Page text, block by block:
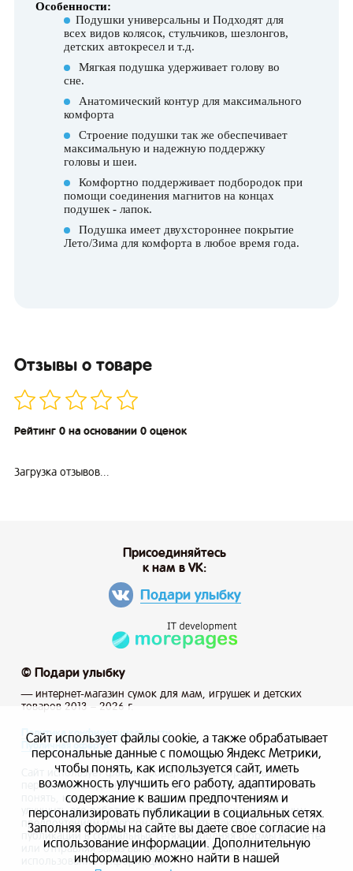
Особенности:
Подушки универсальны и Подходят для
всех видов колясок, стульчиков, шезлонгов,
детских автокресел и т.д.
Мягкая подушка удерживает голову во
сне.
Анатомический контур для максимального
комфорта
Строение подушки так же обеспечивает
максимальную и надежную поддержку
головы и шеи.
Комфортно поддерживает подбородок при
помощи соединения магнитов на концах
подушек - лапок.
Подушка имеет двухстороннее покрытие
Лето/Зима для комфорта в любое время года.
Отзывы о товаре
Рейтинг 0 на основании 0 оценок
Загрузка отзывов...
© Подари улыбку
— интернет-магазин сумок для мам, игрушек и детских
товаров 2013 – 2026 г.
Присоединяйтесь
к нам в VK:
Подари улыбку
Политика конфиденциальности
Публичная оферта
Сайт использует файлы cookie, а также обрабатывает
персональные данные с помощью Яндекс Метрики, чтобы
понять, как используется сайт, и иметь возможность
улучшить его работу, адаптировать содержание к вашим
предпочтениям и персонализировать рекламу, маркетинг и
публикации в социальных сетях. Заполняя формы на сайте
или отправляя заказ вы даете свое согласие на
использование информации.
Сайт использует файлы cookie, а также обрабатывает
персональные данные с помощью Яндекс Метрики,
чтобы понять, как используется сайт, иметь
возможность улучшить его работу, адаптировать
содержание к вашим предпочтениям и
персонализировать публикации в социальных сетях.
Заполняя формы на сайте вы даете свое согласие на
использование информации. Дополнительную
информацию можно найти в нашей